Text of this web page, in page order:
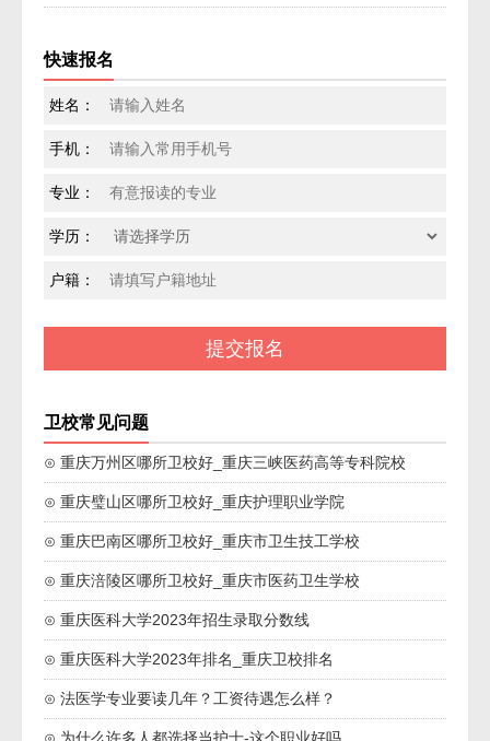
快速报名
姓名：
手机：
专业：
学历：
户籍：
卫校常见问题
⊙ 重庆万州区哪所卫校好_重庆三峡医药高等专科院校
⊙ 重庆璧山区哪所卫校好_重庆护理职业学院
⊙ 重庆巴南区哪所卫校好_重庆市卫生技工学校
⊙ 重庆涪陵区哪所卫校好_重庆市医药卫生学校
⊙ 重庆医科大学2023年招生录取分数线
⊙ 重庆医科大学2023年排名_重庆卫校排名
⊙ 法医学专业要读几年？工资待遇怎么样？